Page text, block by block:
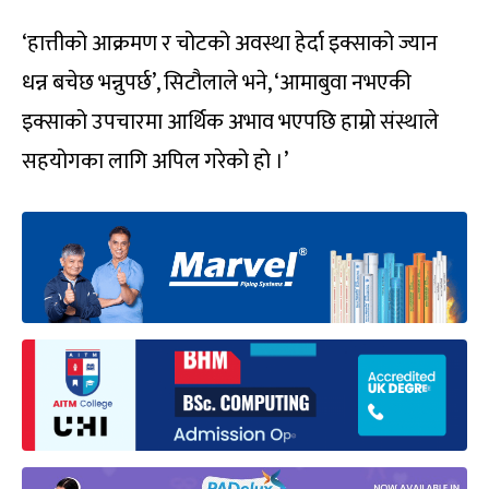
‘हात्तीको आक्रमण र चोटको अवस्था हेर्दा इक्साको ज्यान
धन्न बचेछ भन्नुपर्छ’, सिटौलाले भने, ‘आमाबुवा नभएकी
इक्साको उपचारमा आर्थिक अभाव भएपछि हाम्रो संस्थाले
सहयोगका लागि अपिल गरेको हो ।’